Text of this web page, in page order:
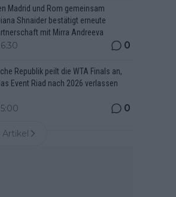
Madrid und Rom gemeinsam
Shnaider bestätigt erneute
mit Mirra Andreeva
0
Republik peilt die WTA Finals an,
Event Riad nach 2026 verlassen
0
Artikel